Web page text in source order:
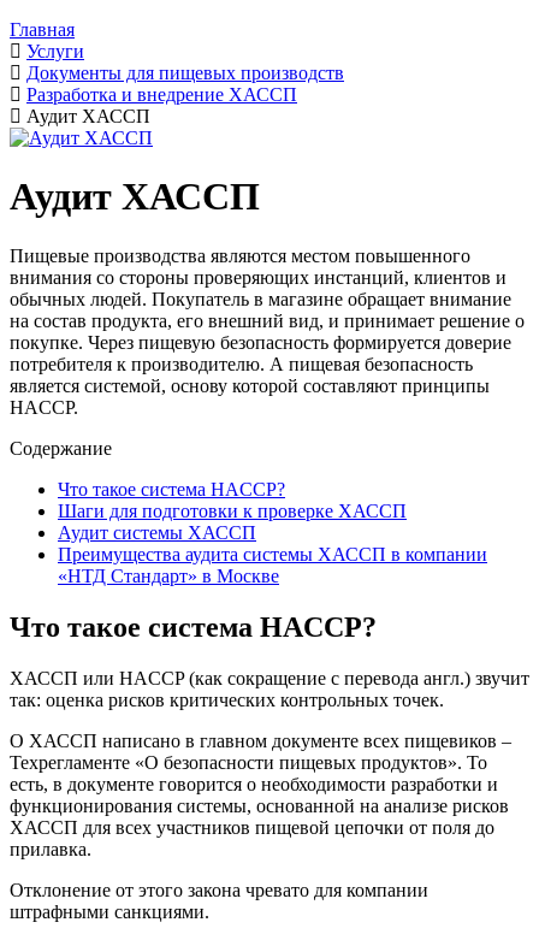
Главная
Услуги
Документы для пищевых производств
Разработка и внедрение ХАССП
Аудит ХАССП
Аудит ХАССП
Пищевые производства являются местом повышенного
внимания со стороны проверяющих инстанций, клиентов и
обычных людей. Покупатель в магазине обращает внимание
на состав продукта, его внешний вид, и принимает решение о
покупке. Через пищевую безопасность формируется доверие
потребителя к производителю. А пищевая безопасность
является системой, основу которой составляют принципы
HACCP.
Содержание
Что такое система HACCP?
Шаги для подготовки к проверке ХАССП
Аудит системы ХАССП
Преимущества аудита системы ХАССП в компании
«НТД Стандарт» в Москве
Что такое система HACCP?
ХАССП или HACCP (как сокращение с перевода англ.) звучит
так: оценка рисков критических контрольных точек.
О ХАССП написано в главном документе всех пищевиков –
Техрегламенте «О безопасности пищевых продуктов». То
есть, в документе говорится о необходимости разработки и
функционирования системы, основанной на анализе рисков
ХАССП для всех участников пищевой цепочки от поля до
прилавка.
Отклонение от этого закона чревато для компании
штрафными санкциями.